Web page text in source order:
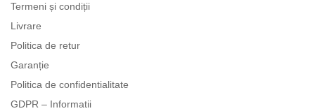
Termeni și condiții
Livrare
Politica de retur
Garanție
Politica de confidentialitate
GDPR – Informatii